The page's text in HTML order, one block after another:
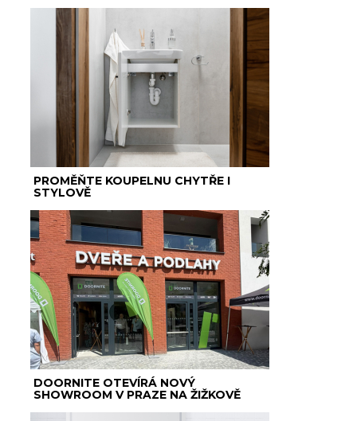
PROMĚŇTE KOUPELNU CHYTŘE I
STYLOVĚ
DOORNITE OTEVÍRÁ NOVÝ
SHOWROOM V PRAZE NA ŽIŽKOVĚ